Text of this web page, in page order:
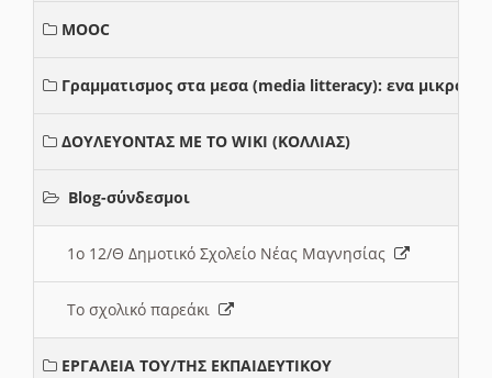
MOOC
Γραμματισμος στα μεσα (media litteracy): ενα μικρο
ΔΟΥΛΕΥΟΝΤΑΣ ΜΕ ΤΟ WIKI (ΚΟΛΛΙΑΣ)
Blog-σύνδεσμοι
1ο 12/Θ Δημοτικό Σχολείο Νέας Μαγνησίας
Το σχολικό παρεάκι
ΕΡΓΑΛΕΙΑ ΤΟΥ/ΤΗΣ ΕΚΠΑΙΔΕΥΤΙΚΟΥ